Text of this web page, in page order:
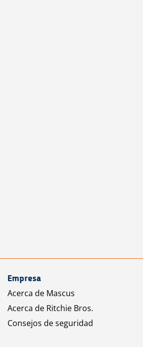
Empresa
Acerca de Mascus
Acerca de Ritchie Bros.
Consejos de seguridad